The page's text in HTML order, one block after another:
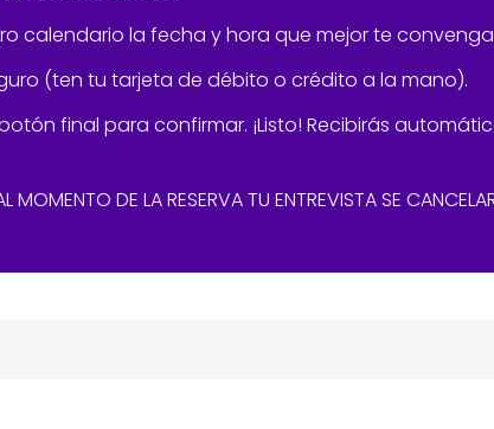
calendario la fecha y hora que mejor te
(ten tu tarjeta de débito o crédito a la mano).
final para confirmar. ¡Listo! Recibirás
MOMENTO DE LA RESERVA TU ENTREVISTA SE